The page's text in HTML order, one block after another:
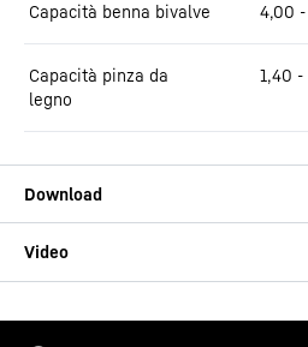
Capacità benna bivalve 4,00 -
Capacità pinza da
legno
1,40 -
Brochure LH